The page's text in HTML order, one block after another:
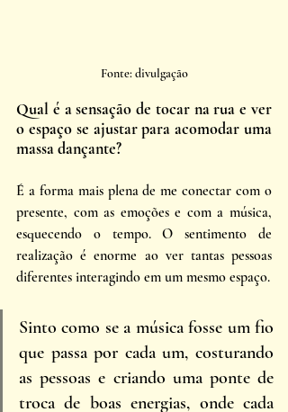
Fonte: divulgação
Qual é a sensação de tocar na rua e ver
o espaço se ajustar para acomodar uma
massa dançante?
É a forma mais plena de me conectar com o
presente, com as emoções e com a música,
esquecendo o tempo. O sentimento de
realização é enorme ao ver tantas pessoas
Sinto como se a música fosse um fio
que passa por cada um, costurando
as pessoas e criando uma ponte de
troca de boas energias, onde cada